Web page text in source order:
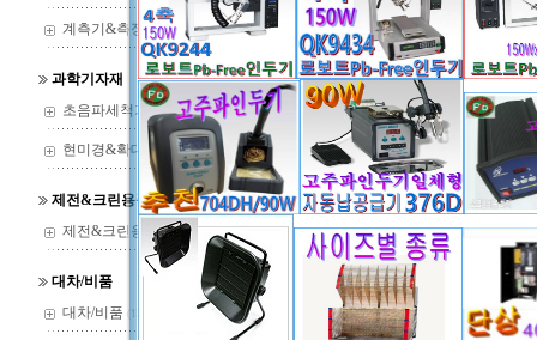
계측기&측정기 (37)
과학기자재
초음파세척기 (22)
현미경&확대경 (144)
제전&크린용품
제전&크린용품 (14)
대차/비품
대차/비품
(4)
* 제품 특성상 박스를 개봉하여 사용한 제품에